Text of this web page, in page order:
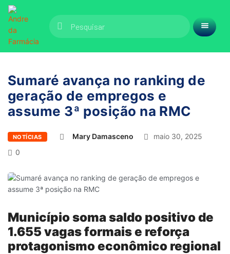
Sumaré avança no ranking de
geração de empregos e
assume 3ª posição na RMC
NOTÍCIAS Mary Damasceno
maio 30, 2025
0
Município soma saldo positivo de
1.655 vagas formais e reforça
protagonismo econômico regional